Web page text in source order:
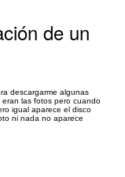
de un
descargarme algunas
las fotos pero cuando
igual aparece el disco
ni nada no aparece